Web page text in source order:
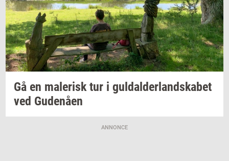
Gå en ma­le­risktur i gul­dal­der­land­ska­bet
ved Gu­denå­en
ANNONCE